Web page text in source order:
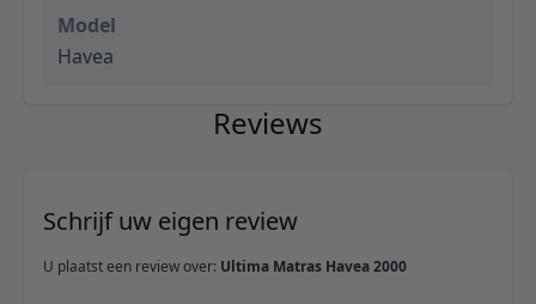
Reviews
Schrijf uw eigen review
U plaatst een review over: Ultima Matras Havea 2000
Model
Havea